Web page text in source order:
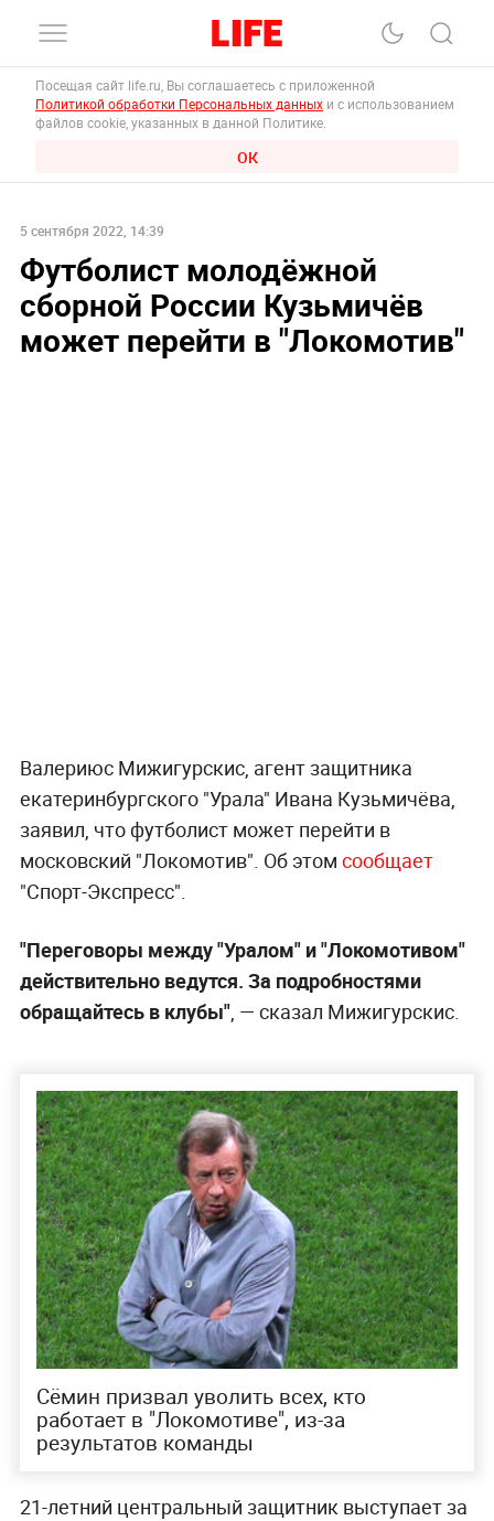
Посещая сайт life.ru, Вы соглашаетесь с приложенной
Политикой обработки Персональных данных и с использованием
файлов cookie, указанных в данной Политике.
ОК
5 сентября 2022, 14:39
Футболист молодёжной
сборной России Кузьмичёв
может перейти в "Локомотив"
Валериюс Мижигурскис, агент защитника
екатеринбургского "Урала" Ивана Кузьмичёва,
заявил, что футболист может перейти в
московский "Локомотив". Об этом сообщает
"Спорт-Экспресс".
"Переговоры между "Уралом" и "Локомотивом"
действительно ведутся. За подробностями
обращайтесь в клубы", — сказал Мижигурскис.
Сёмин призвал уволить всех, кто
работает в "Локомотиве", из-за
результатов команды
21-летний центральный защитник выступает за